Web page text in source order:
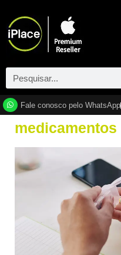
Fale conosco pelo WhatsApp
medicamentos